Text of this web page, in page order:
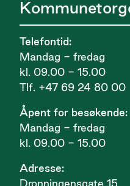
Telefontid:
Mandag - fredag
kl. 09.00 - 15.00
Tlf. +47 69 24 80 00
Åpent for besøkende:
Mandag - fredag
kl. 09.00 - 15.00
Adresse:
Dronningensgate 15